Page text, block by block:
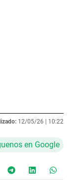
12/05/26 | 10:22
en Google